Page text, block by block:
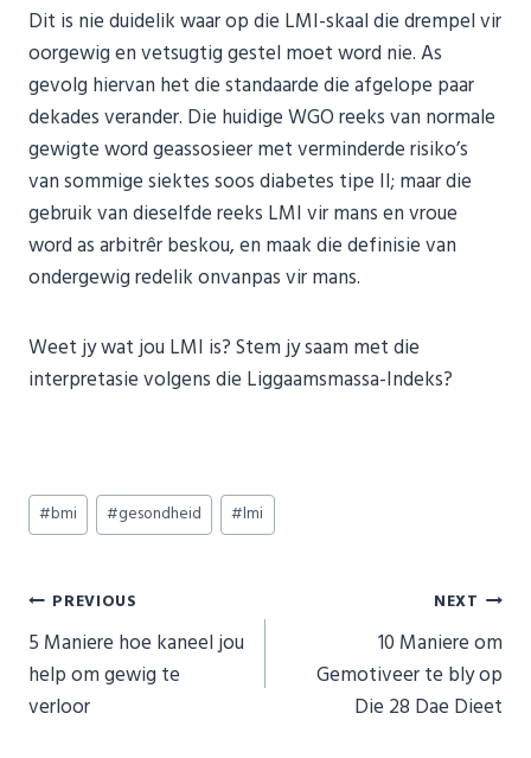
Dit is nie duidelik waar op die LMI-skaal die drempel vir
oorgewig en vetsugtig gestel moet word nie. As
gevolg hiervan het die standaarde die afgelope paar
dekades verander. Die huidige WGO reeks van normale
gewigte word geassosieer met verminderde risiko’s
van sommige siektes soos diabetes tipe II; maar die
gebruik van dieselfde reeks LMI vir mans en vroue
word as arbitrêr beskou, en maak die definisie van
ondergewig redelik onvanpas vir mans.
Weet jy wat jou LMI is? Stem jy saam met die
interpretasie volgens die Liggaamsmassa-Indeks?
Post
Tags:
#bmi #gesondheid #lmi
Post
navigation
PREVIOUS
5 Maniere hoe kaneel jou
help om gewig te
verloor
NEXT
10 Maniere om
Gemotiveer te bly op
Die 28 Dae Dieet